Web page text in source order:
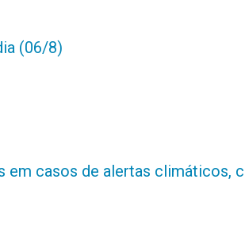
(06/8)
casos de alertas climáticos,